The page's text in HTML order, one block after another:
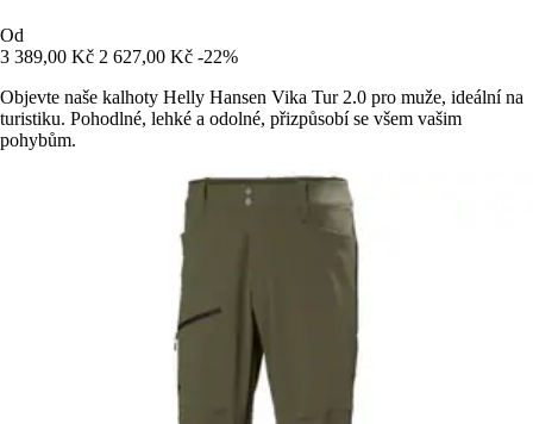
Od
3 389,00 Kč 2 627,00 Kč -22%
Objevte naše kalhoty Helly Hansen Vika Tur 2.0 pro muže, ideální na
turistiku. Pohodlné, lehké a odolné, přizpůsobí se všem vašim
pohybům.